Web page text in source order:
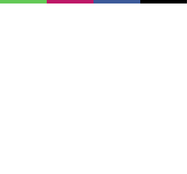
milioni di colori e regola la